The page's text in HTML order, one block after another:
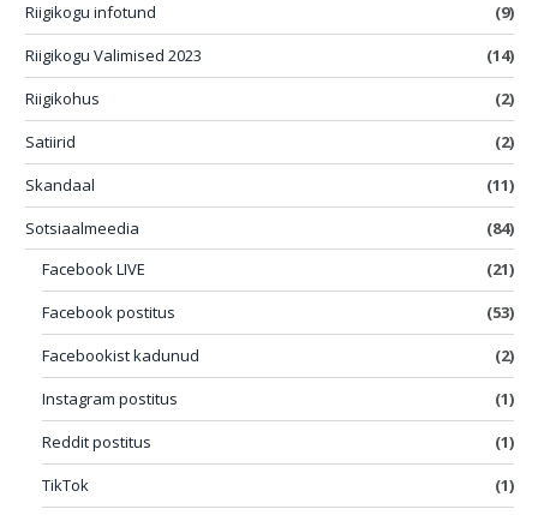
Riigikogu infotund
(9)
Riigikogu Valimised 2023
(14)
Riigikohus
(2)
Satiirid
(2)
Skandaal
(11)
Sotsiaalmeedia
(84)
Facebook LIVE
(21)
Facebook postitus
(53)
Facebookist kadunud
(2)
Instagram postitus
(1)
Reddit postitus
(1)
TikTok
(1)